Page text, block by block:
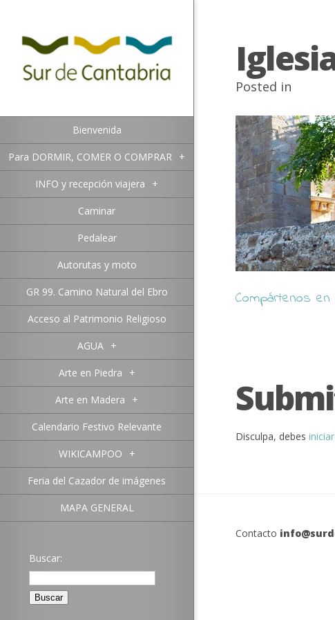
Bienvenida
Para DORMIR, COMER O COMPRAR +
INFO y recepción viajera +
Caminar
Pedalear
Autorutas y moto
GR 99. Camino Natural del Ebro
Acceso al Patrimonio Religioso
AGUA +
Arte en Piedra +
Arte en Madera +
Calendario Festivo Relevante
WIKICAMPOO +
Feria del Cazador de imágenes
MAPA GENERAL
Buscar:
Posted in
Compártenos en
Disculpa, debes
Contacto